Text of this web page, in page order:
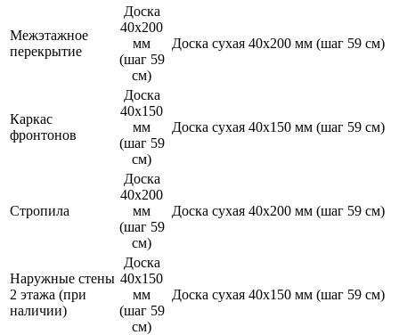
Межэтажное
перекрытие
Доска
40х200
мм
(шаг 59
см)
Доска сухая 40х200 мм (шаг 59 см)
Каркас
фронтонов
Доска
40х150
мм
(шаг 59
см)
Доска сухая 40х150 мм (шаг 59 см)
Стропила
Доска
40х200
мм
(шаг 59
см)
Доска сухая 40х200 мм (шаг 59 см)
Наружные стены
2 этажа (при
наличии)
Доска
40х150
мм
(шаг 59
см)
Доска сухая 40х150 мм (шаг 59 см)